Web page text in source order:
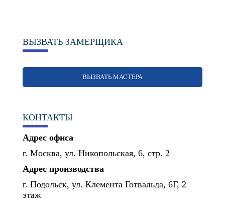
ВЫЗВАТЬ ЗАМЕРЩИКА
ВЫЗВАТЬ МАСТЕРА
КОНТАКТЫ
Адрес офиса
г. Москва, ул. Никопольская, 6, стр. 2
Адрес производства
г. Подольск, ул. Клемента Готвальда, 6Г, 2
этаж